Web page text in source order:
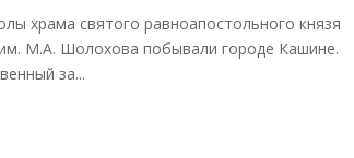
храма святого равноапостольного князя
М.А. Шолохова побывали городе Кашине.
за...